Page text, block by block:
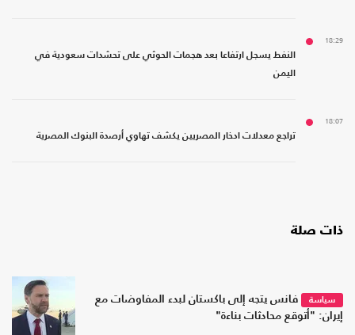
18:29
النفط يسجل ارتفاعا بعد هجمات الحوثي على تحشدات سعودية في
اليمن
18:07
تراجع معدلات ادخار المصريين يكشف تهاوي أرصدة البنوك المصرية
ذات صلة
سياسة
فانس يتجه إلى باكستان لبدء المفاوضات مع
إيران: "أتوقع محادثات بناءة"